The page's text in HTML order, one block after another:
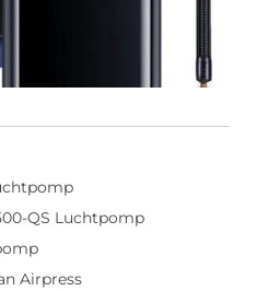
QS Luchtpomp
Airpress